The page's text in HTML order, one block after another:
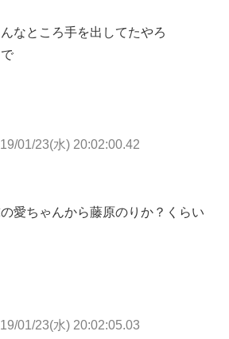
なところ手を出してたやろ
01/23(水) 20:02:00.42
愛ちゃんから藤原のりか？くらい
01/23(水) 20:02:05.03